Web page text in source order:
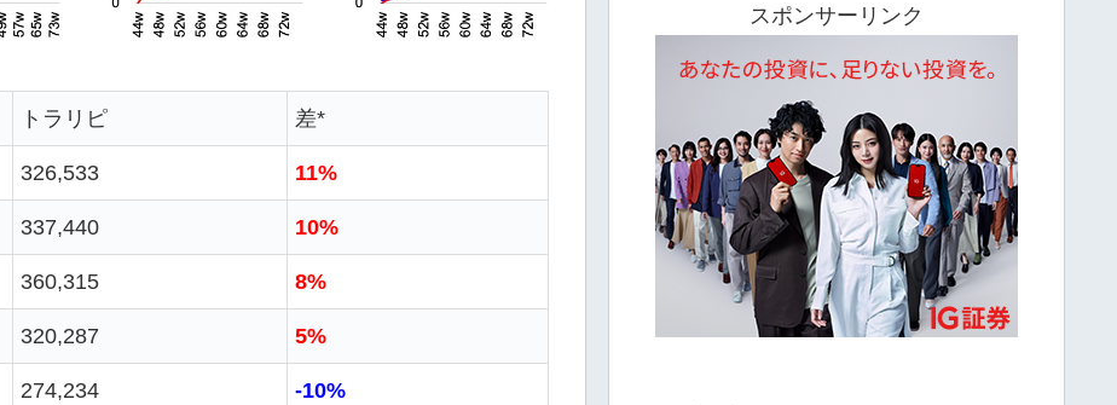
トラリピ 差*
326,533 11%
337,440 10%
360,315 8%
320,287 5%
274,234 -10%
スポンサーリンク